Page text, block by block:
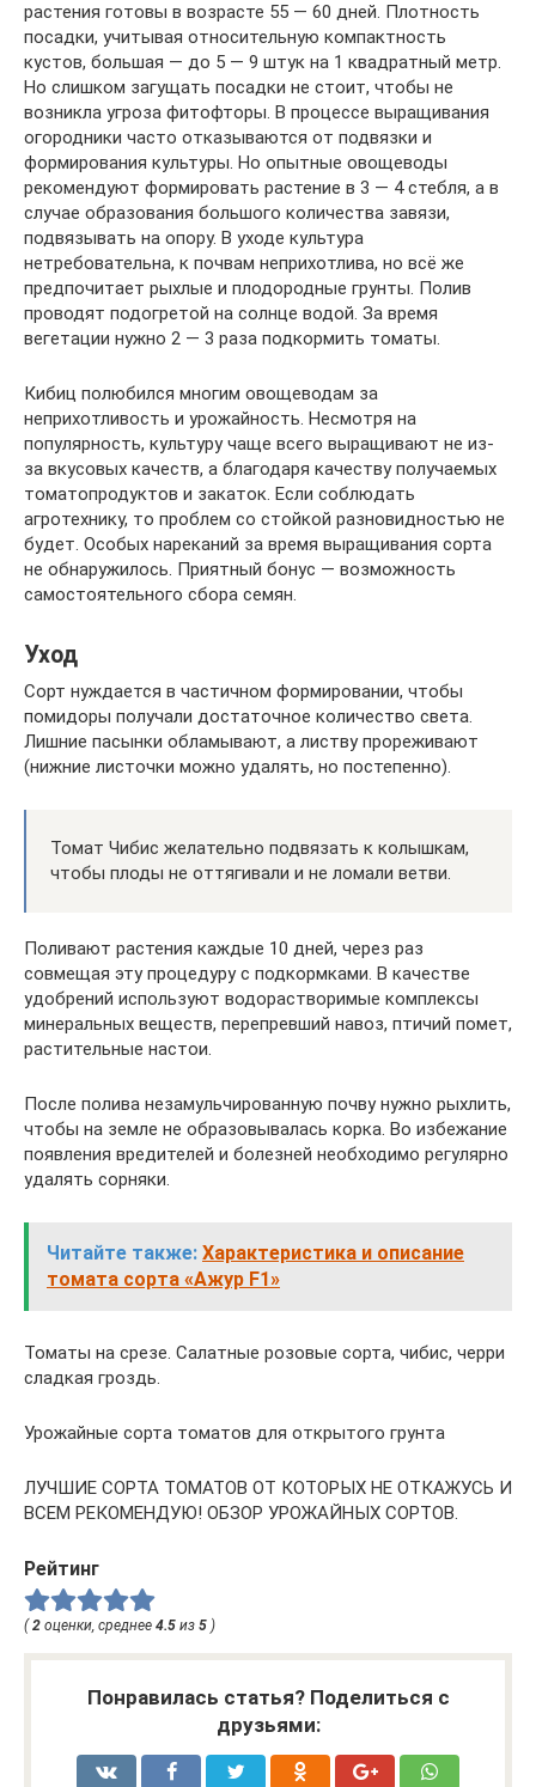
растения готовы в возрасте 55 — 60 дней. Плотность
посадки, учитывая относительную компактность
кустов, большая — до 5 — 9 штук на 1 квадратный метр.
Но слишком загущать посадки не стоит, чтобы не
возникла угроза фитофторы. В процессе выращивания
огородники часто отказываются от подвязки и
формирования культуры. Но опытные овощеводы
рекомендуют формировать растение в 3 — 4 стебля, а в
случае образования большого количества завязи,
подвязывать на опору. В уходе культура
нетребовательна, к почвам неприхотлива, но всё же
предпочитает рыхлые и плодородные грунты. Полив
проводят подогретой на солнце водой. За время
вегетации нужно 2 — 3 раза подкормить томаты.
Кибиц полюбился многим овощеводам за
неприхотливость и урожайность. Несмотря на
популярность, культуру чаще всего выращивают не из-
за вкусовых качеств, а благодаря качеству получаемых
томатопродуктов и закаток. Если соблюдать
агротехнику, то проблем со стойкой разновидностью не
будет. Особых нареканий за время выращивания сорта
не обнаружилось. Приятный бонус — возможность
самостоятельного сбора семян.
Уход
Сорт нуждается в частичном формировании, чтобы
помидоры получали достаточное количество света.
Лишние пасынки обламывают, а листву прореживают
(нижние листочки можно удалять, но постепенно).
Томат Чибис желательно подвязать к колышкам,
чтобы плоды не оттягивали и не ломали ветви.
Поливают растения каждые 10 дней, через раз
совмещая эту процедуру с подкормками. В качестве
удобрений используют водорастворимые комплексы
минеральных веществ, перепревший навоз, птичий помет,
растительные настои.
После полива незамульчированную почву нужно рыхлить,
чтобы на земле не образовывалась корка. Во избежание
появления вредителей и болезней необходимо регулярно
удалять сорняки.
Читайте также: Характеристика и описание
томата сорта «Ажур F1»
Томаты на срезе. Салатные розовые сорта, чибис, черри
сладкая гроздь.
Урожайные сорта томатов для открытого грунта
ЛУЧШИЕ СОРТА ТОМАТОВ ОТ КОТОРЫХ НЕ ОТКАЖУСЬ И
ВСЕМ РЕКОМЕНДУЮ! ОБЗОР УРОЖАЙНЫХ СОРТОВ.
Рейтинг
(2 оценки, среднее 4.5 из 5 )
Понравилась статья? Поделиться с
друзьями: